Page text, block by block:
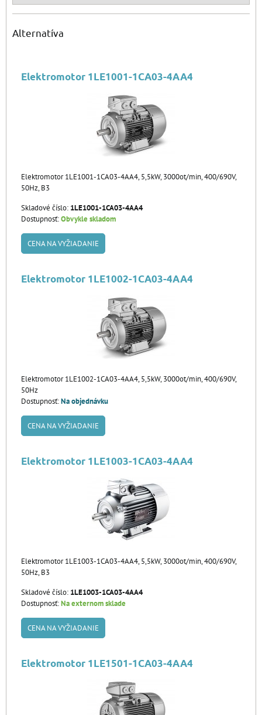
Alternatíva
Elektromotor 1LE1001-1CA03-4AA4
Elektromotor 1LE1001-1CA03-4AA4, 5,5kW, 3000ot/min, 400/690V,
50Hz, B3
Skladové číslo: 1LE1001-1CA03-4AA4
Dostupnosť:Obvykle skladom
CENA NA VYŽIADANIE
Elektromotor 1LE1002-1CA03-4AA4
Elektromotor 1LE1002-1CA03-4AA4, 5,5kW, 3000ot/min, 400/690V,
50Hz
Dostupnosť:Na objednávku
CENA NA VYŽIADANIE
Elektromotor 1LE1003-1CA03-4AA4
Elektromotor 1LE1003-1CA03-4AA4, 5,5kW, 3000ot/min, 400/690V,
50Hz, B3
Skladové číslo: 1LE1003-1CA03-4AA4
Dostupnosť:Na externom sklade
CENA NA VYŽIADANIE
Elektromotor 1LE1501-1CA03-4AA4